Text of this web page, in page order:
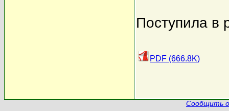
Поступила в
PDF (666.8K)
Сообщить о